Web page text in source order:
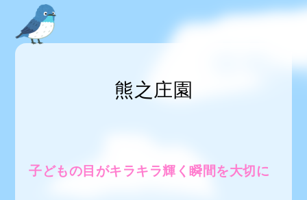
熊之庄園
子どもの目がキラキラ輝く瞬間を大切に